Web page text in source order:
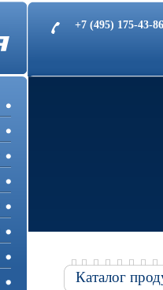
+7 (495) 175-43-
Каталог